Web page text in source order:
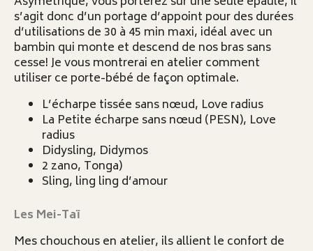
s’agit donc d’un portage d’appoint pour des durées
d’utilisations de 30 à 45 min maxi, idéal avec un
bambin qui monte et descend de nos bras sans
cesse! Je vous montrerai en atelier comment
utiliser ce porte-bébé de façon optimale.
L’écharpe tissée sans nœud, Love radius
La Petite écharpe sans nœud (PESN), Love
radius
Didysling, Didymos
2 zano, Tonga)
Sling, ling ling d’amour
Les Mei-Taï
Mes chouchous en atelier, ils allient le confort de